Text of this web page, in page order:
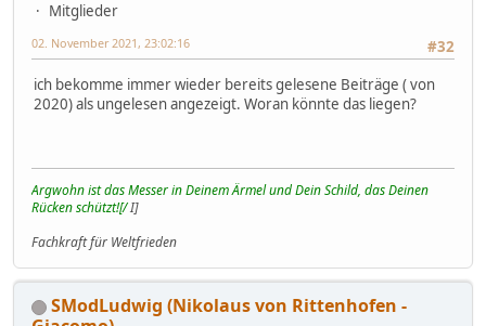
Mitglieder
#32
02. November 2021, 23:02:16
ich bekomme immer wieder bereits gelesene Beiträge ( von
2020) als ungelesen angezeigt. Woran könnte das liegen?
Argwohn ist das Messer in Deinem Ärmel und Dein Schild, das Deinen
Rücken schützt![/I]
Fachkraft für Weltfrieden
SModLudwig (Nikolaus von Rittenhofen -